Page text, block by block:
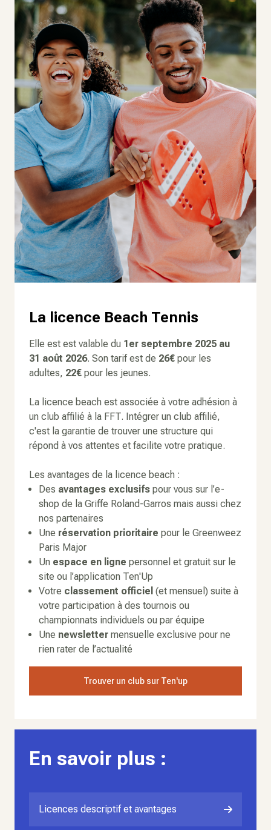
La licence Beach Tennis
Elle est est valable du 1er septembre 2025 au
31 août 2026. Son tarif est de 26€ pour les
adultes, 22€ pour les jeunes.
La licence beach est associée à votre adhésion à
un club affilié à la FFT. Intégrer un club affilié,
c'est la garantie de trouver une structure qui
répond à vos attentes et facilite votre pratique.
Les avantages de la licence beach :
Des avantages exclusifs pour vous sur l’e-
shop de la Griffe Roland-Garros mais aussi chez
nos partenaires
Une réservation prioritaire pour le Greenweez
Paris Major
Un espace en ligne personnel et gratuit sur le
site ou l’application Ten'Up
Votre classement officiel (et mensuel) suite à
votre participation à des tournois ou
championnats individuels ou par équipe
Une newsletter mensuelle exclusive pour ne
rien rater de l’actualité
Trouver un club sur Ten'up
En savoir plus :
Licences descriptif et avantages